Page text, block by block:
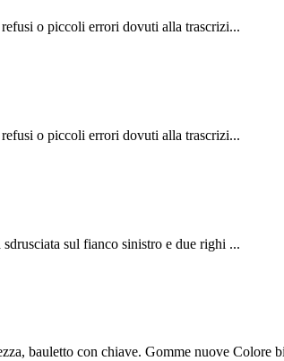
o piccoli errori dovuti alla trascrizi...
o piccoli errori dovuti alla trascrizi...
sul fianco sinistro e due righi ...
bauletto con chiave. Gomme nuove Colore